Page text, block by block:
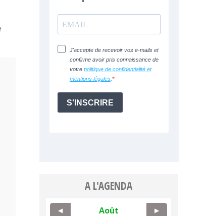
A L'AGENDA
Août
◀ ▶